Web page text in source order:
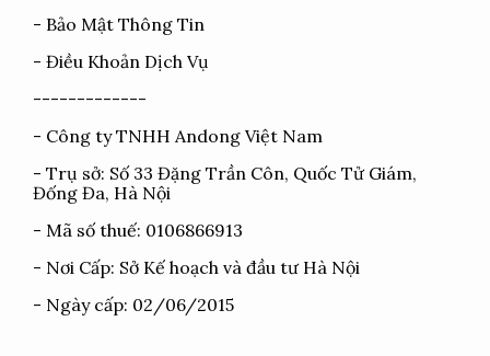
- Bảo Mật Thông Tin
- Điều Khoản Dịch Vụ
-------------
- Công ty TNHH Andong Việt Nam
- Trụ sở: Số 33 Đặng Trần Côn, Quốc Tử Giám,
Đống Đa, Hà Nội
- Mã số thuế: 0106866913
- Nơi Cấp: Sở Kế hoạch và đầu tư Hà Nội
- Ngày cấp: 02/06/2015